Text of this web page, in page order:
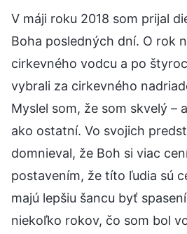
V máji roku 2018 som prijal
Boha posledných dní. O rok
cirkevného vodcu a po
vybrali za cirkevného
Myslel som, že som skvelý –
ako ostatní. Vo svojich
domnieval, že Boh si viac
postavením, že títo ľudia sú
majú lepšiu šancu byť
niekoľko rokov, čo som bol